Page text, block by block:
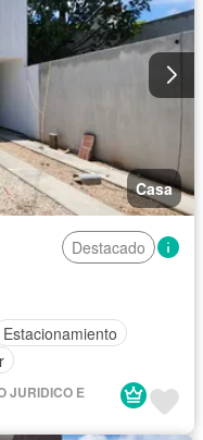
Casa
Destacado
Estacionamiento
JURIDICO E